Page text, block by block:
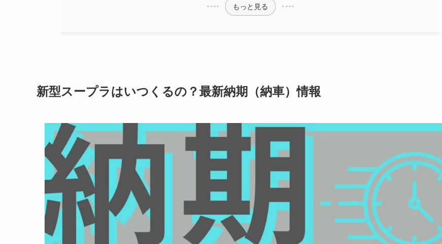
もっと見る
新型スープラはいつくるの？最新納期（納車）情報